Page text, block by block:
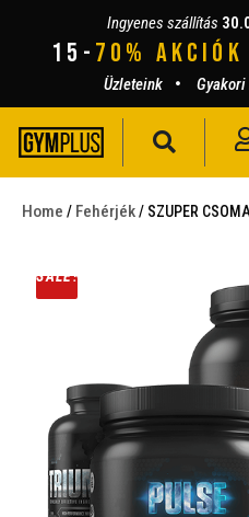
Ingyenes szállítás
15- 70% AKCIÓK
Üzleteink
Home / Fehérjék/ SZUPER
SALE!